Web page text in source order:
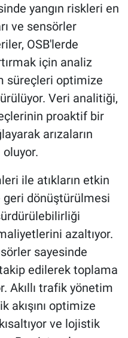
yangın riskleri en
ve sensörler
OSB'lerde
için analiz
süreçleri optimize
Veri analitiği,
proaktif bir
arızaların
oluyor.
ile atıkların etkin
geri dönüştürülmesi
azaltıyor.
sayesinde
edilerek toplama
Akıllı trafik yönetim
akışını optimize
ve lojistik